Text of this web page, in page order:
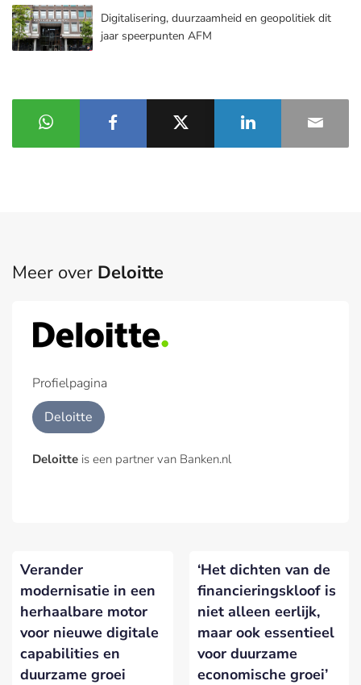
Digitalisering, duurzaamheid en geopolitiek dit
jaar speerpunten AFM
Meer over Deloitte
Profielpagina
Deloitte
Deloitte is een partner van Banken.nl
Verander
modernisatie in een
herhaalbare motor
voor nieuwe digitale
capabilities en
duurzame groei
‘Het dichten van de
financieringskloof is
niet alleen eerlijk,
maar ook essentieel
voor duurzame
economische groei’